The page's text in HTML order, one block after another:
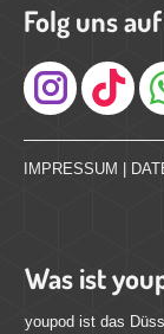
Folg uns
IMPRESSUM
Was ist
youpod ist das